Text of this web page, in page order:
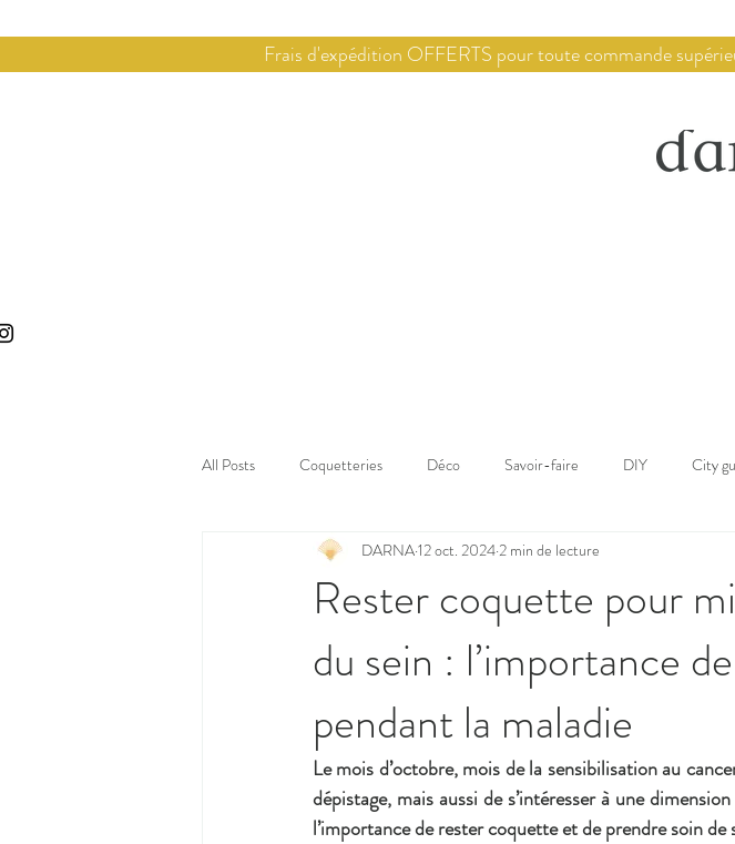
Frais d'expédition OFFERTS pour toute commande
All Posts Coquetteries Déco Savoir-faire DIY City
Rester coquette pour
du sein : l’importance
pendant la maladie
DARNA12 oct. 2024 2 min de lecture
Le mois d’octobre, mois de la sensibilisation au
dépistage, mais aussi de s’intéresser à une
l’importance de rester coquette et de prendre soin